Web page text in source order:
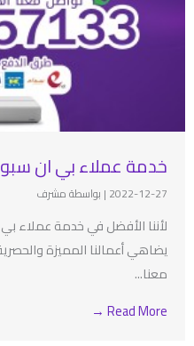
خدمة عملاء بي ان سبورت 66633738
2022-12-27
| بواسطة مشرف
يضاهي أعمالنا المميزة
معنا...
Read More →